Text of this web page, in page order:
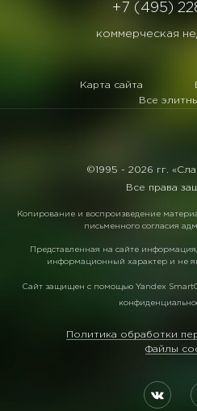
+7 (495)
коммерческая
Карта сайта
Все
©1995 - 2026 гг.
Все права
Копирование и воспроизведение
письменного согласия
Представленная на сайте информация,
информационный характер и не
Сайт защищен с помощью Yandex
Политика обработки
Файлы